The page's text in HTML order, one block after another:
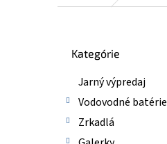
kategórie
Kategórie
Jarný výpredaj
Vodovodné batérie
Zrkadlá